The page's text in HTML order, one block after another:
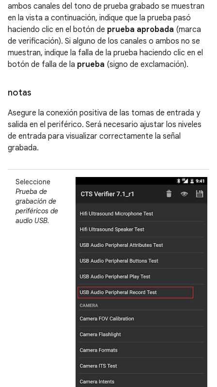
ambos canales del tono de prueba grabado se muestran
en la vista a continuación, indique que la prueba pasó
haciendo clic en el botón de prueba aprobada (marca
de verificación). Si alguno de los canales o ambos no se
muestran, indique la falla de la prueba haciendo clic en el
botón de falla de la prueba (signo de exclamación).
notas
Asegure la conexión positiva de las tomas de entrada y
salida en el periférico. Será necesario ajustar los niveles
de entrada para visualizar correctamente la señal
grabada.
Seleccione
Prueba de
grabación de
periféricos de
audio USB.